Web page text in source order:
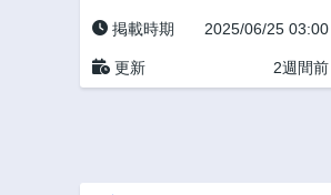
掲載時期 2025/06/25 03:00
更新 2週間前